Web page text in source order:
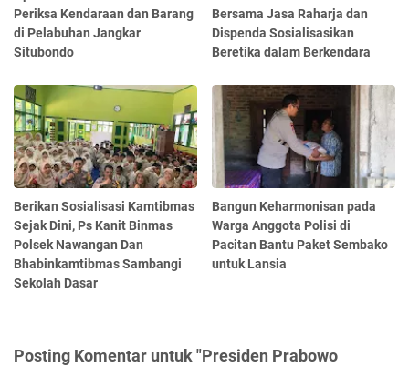
Periksa Kendaraan dan Barang
di Pelabuhan Jangkar
Situbondo
Bersama Jasa Raharja dan
Dispenda Sosialisasikan
Beretika dalam Berkendara
Berikan Sosialisasi Kamtibmas
Sejak Dini, Ps Kanit Binmas
Polsek Nawangan Dan
Bhabinkamtibmas Sambangi
Sekolah Dasar
Bangun Keharmonisan pada
Warga Anggota Polisi di
Pacitan Bantu Paket Sembako
untuk Lansia
Posting Komentar untuk "Presiden Prabowo